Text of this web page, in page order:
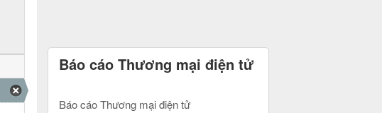
Báo cáo Thương mại điện tử
Báo cáo Thương mại điện tử